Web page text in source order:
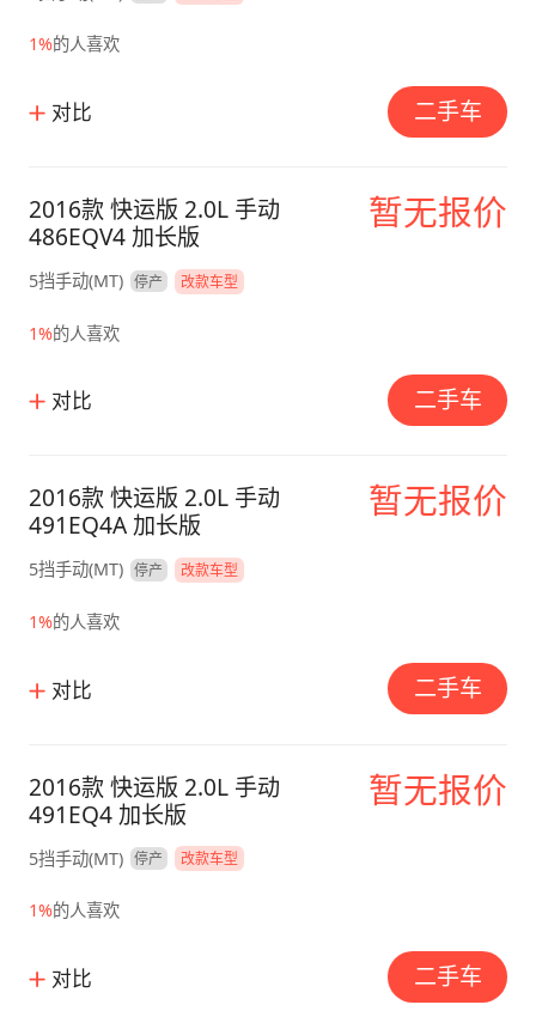
1%的人喜欢
对比 二手车
暂无报价
2016款 快运版 2.0L 手动
486EQV4 加长版
5挡手动(MT) 停产 改款车型
1%的人喜欢
对比 二手车
暂无报价
2016款 快运版 2.0L 手动
491EQ4A 加长版
5挡手动(MT) 停产 改款车型
1%的人喜欢
对比 二手车
暂无报价
2016款 快运版 2.0L 手动
491EQ4 加长版
5挡手动(MT) 停产 改款车型
1%的人喜欢
对比 二手车